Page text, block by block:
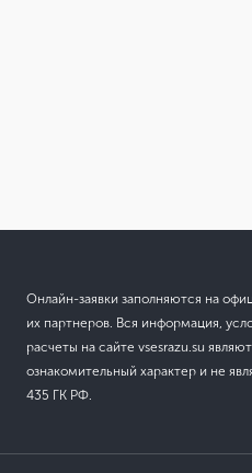
Онлайн-заявки заполняются на
их партнеров. Вся информация,
расчеты на сайте vsesrazu.su
ознакомительный характер и не
435 ГК РФ.